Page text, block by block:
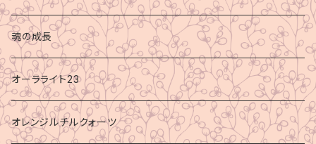
魂の成長
オーラライト23
オレンジルチルクォーツ